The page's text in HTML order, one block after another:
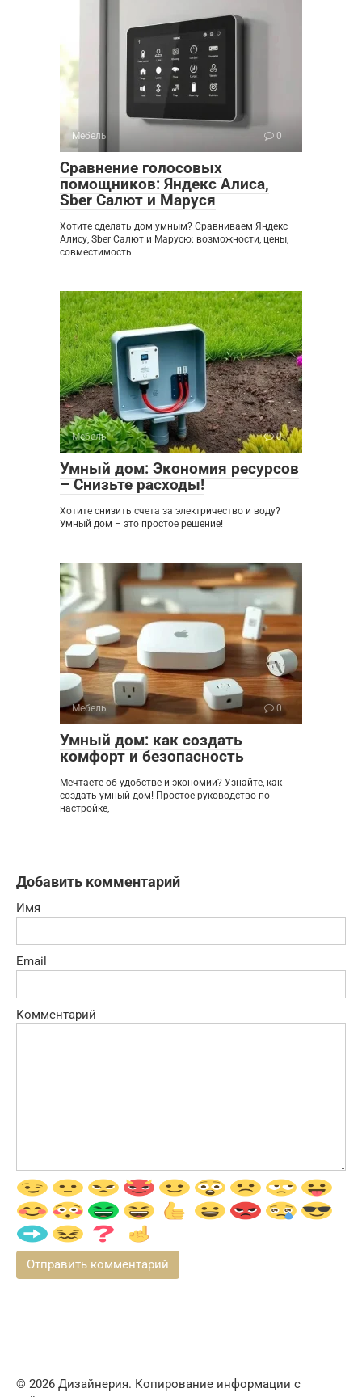
Мебель 0
Сравнение голосовых
помощников: Яндекс Алиса,
Sber Салют и Маруся
Хотите сделать дом умным? Сравниваем Яндекс
Алису, Sber Салют и Марусю: возможности, цены,
совместимость.
Мебель 0
Умный дом: Экономия ресурсов
– Снизьте расходы!
Хотите снизить счета за электричество и воду?
Умный дом – это простое решение!
Мебель 0
Умный дом: как создать
комфорт и безопасность
Мечтаете об удобстве и экономии? Узнайте, как
создать умный дом! Простое руководство по
настройке,
Добавить комментарий
Имя
Email
Комментарий
© 2026 Дизайнерия. Копирование информации с